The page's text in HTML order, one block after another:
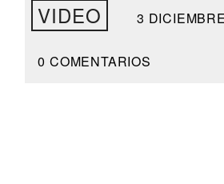
VIDEO 3
0 COMENTARIOS